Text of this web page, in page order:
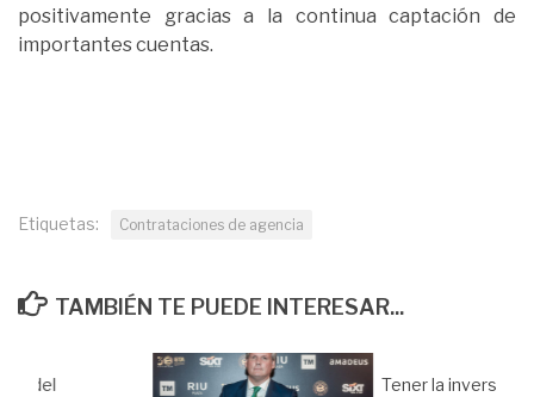
positivamente gracias a la continua captación de
importantes cuentas.
Etiquetas: Contrataciones de agencia
TAMBIÉN TE PUEDE INTERESAR...
Tener la inversión
del